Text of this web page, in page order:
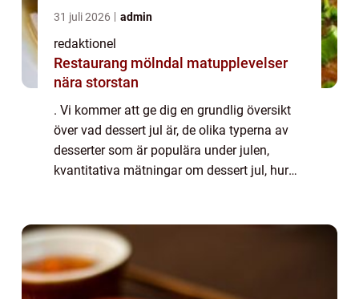
31 juli 2026 admin
redaktionel
Restaurang mölndal matupplevelser
nära storstan
. Vi kommer att ge dig en grundlig översikt
över vad dessert jul är, de olika typerna av
desserter som är populära under julen,
kvantitativa mätningar om dessert jul, hur